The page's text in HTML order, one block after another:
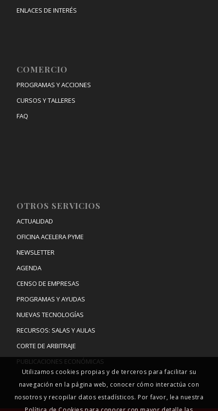
ENLACES DE INTERÉS
COMERCIO
PROGRAMAS Y ACCIONES
CURSOS Y TALLERES
FAQ
OTROS SERVICIOS
ACTUALIDAD
OFICINA ACELERA PYME
NEWSLETTER
AGENDA
CENSO DE EMPRESAS
PROGRAMAS Y AYUDAS
NUEVAS TECNOLOGÍAS
RECURSOS: SALAS Y AULAS
CORTE DE ARBITRAJE
PUBLICACIONES ECONÓMICAS
Utilizamos cookies propias y de terceros para facilitar su
navegación en la página web, conocer cómo interactúa con
nosotros y recopilar datos estadísticos. Por favor, lea nuestra